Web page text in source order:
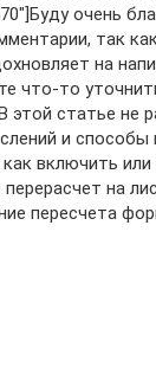
очень
так
на
что-то
этой статье не
и способы
включить
на
пересчета